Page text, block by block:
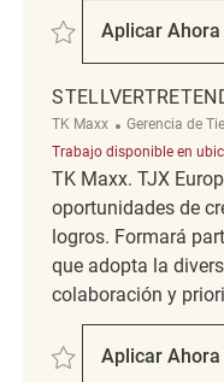
SalvarAplicar Ahora
TK Maxx Categoría
Gerencia de
Trabajo disponible en
TK Maxx. TJX
oportunidades de
logros. Formará
que adopta la
colaboración y
SalvarAplicar Ahora